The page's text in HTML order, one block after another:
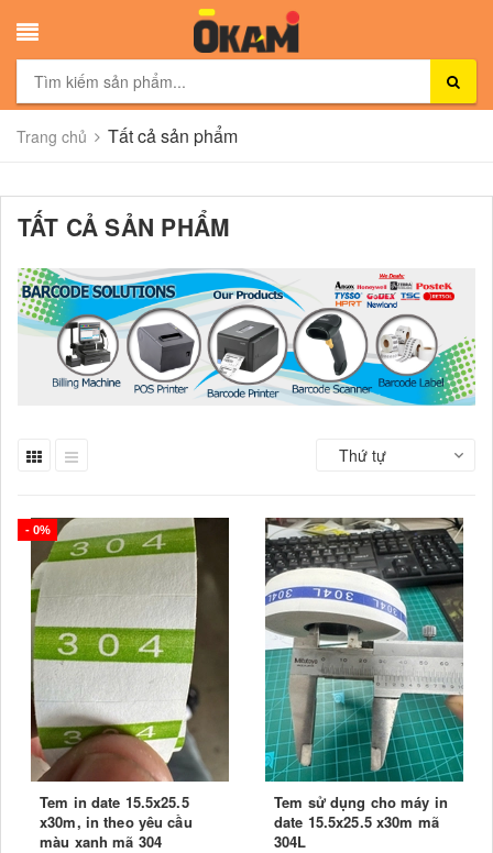
Trang chủ Tất cả sản phẩm
TẤT CẢ SẢN PHẨM
Thứ tự
- 0%
Tem in date 15.5x25.5
x30m, in theo yêu cầu
màu xanh mã 304
Tem sử dụng cho máy in
date 15.5x25.5 x30m mã
304L